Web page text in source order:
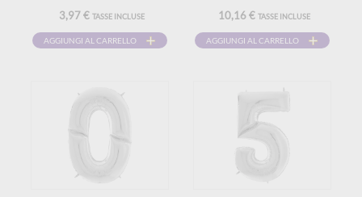
3,97 € TASSE INCLUSE
AGGIUNGI AL CARRELLO
10,16 € TASSE INCLUSE
AGGIUNGI AL CARRELLO